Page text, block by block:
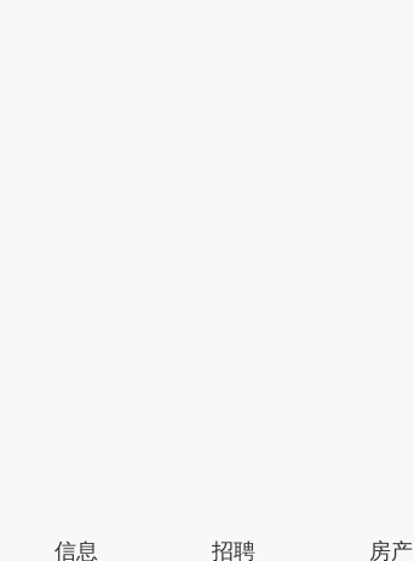
信息 招聘 房产